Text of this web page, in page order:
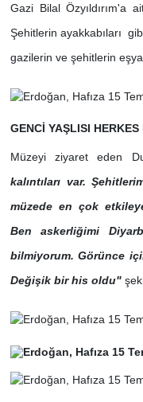
Gazi Bilal Özyıldırım'a
Şehitlerin ayakkabıları
gazilerin ve şehitlerin
GENCİ YAŞLISI HERKES
Müzeyi ziyaret eden
kalıntıları var.
müzede en çok
Ben askerliğimi
bilmiyorum. Görünce
Değişik bir his oldu"